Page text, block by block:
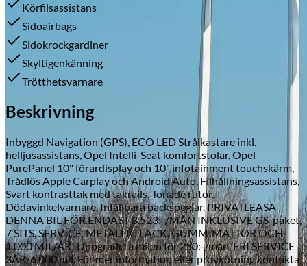
Skadeverkstad
Körfilsassistans
Sidoairbags
Sidokrockgardiner
Skyltigenkänning
Trötthetsvarnare
Beskrivning
Inbyggd Navigation (GPS), ECO LED Strålkastare inkl.
helljusassistans, Opel Intelli-Seat komfortstolar, Opel
PurePanel 10" förardisplay och 10" infotainment touchskärm,
Trådlös Apple Carplay och Android Auto, Filhållningsassistans,
Svart kontrasttak med takrails, Tonade rutor,
Dödavinkelvarnare, Infällbara backspeglar. PRIVATLEASA
DENNA BIL FÖR ENDAST 3.523:-/MÅN INKLUSIVE GS-paket,
7 SITS, SERVICE, METALLIC LACK, GUMMIMATTOR OCH
1.000 MIL/ÅR! Uppgradera milen för 250:-/mån. FRI SERVICE
3ÅR/6.000 mil. För mer information eller provkörning kontakta